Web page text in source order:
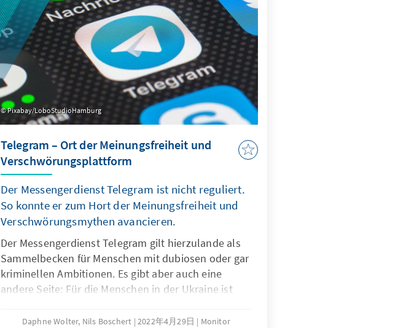
Pixabay/LoboStudioHamburg
Telegram – Ort der Meinungsfreiheit und
Verschwörungsplattform
Der Messengerdienst Telegram ist nicht reguliert.
So konnte er zum Hort der Meinungsfreiheit und
Verschwörungsmythen avancieren.
Der Messengerdienst Telegram gilt hierzulande als
Sammelbecken für Menschen mit dubiosen oder gar
kriminellen Ambitionen. Es gibt aber auch eine
andere Seite: Für die Menschen in der Ukraine ist
Informationsquelle geworden. Über 1,5 Millionen
Daphne Wolter, Nils Boschert 2022年4月29日 Monitor